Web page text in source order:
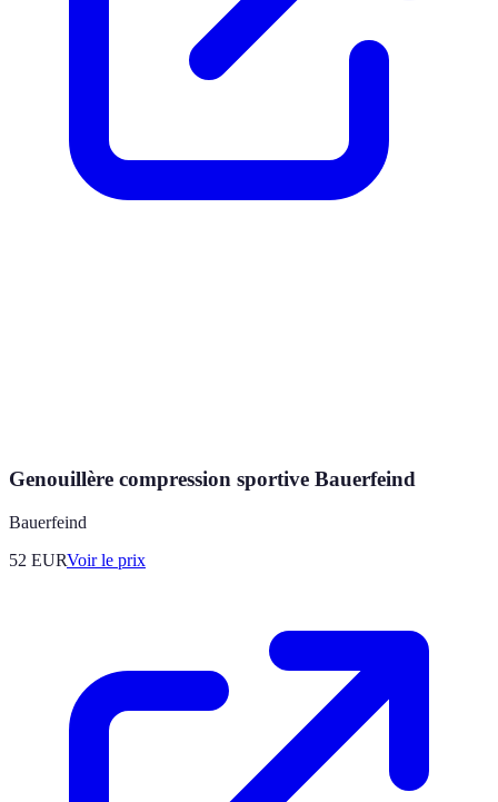
Genouillère compression sportive Bauerfeind
Bauerfeind
52 EURVoir le prix